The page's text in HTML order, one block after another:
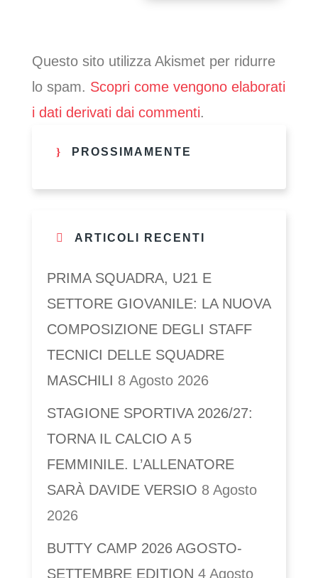
Questo sito utilizza Akismet per ridurre
lo spam. Scopri come vengono elaborati
i dati derivati dai commenti.
PROSSIMAMENTE
ARTICOLI RECENTI
PRIMA SQUADRA, U21 E
SETTORE GIOVANILE: LA NUOVA
COMPOSIZIONE DEGLI STAFF
TECNICI DELLE SQUADRE
MASCHILI 8 Agosto 2026
STAGIONE SPORTIVA 2026/27:
TORNA IL CALCIO A 5
FEMMINILE. L’ALLENATORE
SARÀ DAVIDE VERSIO 8 Agosto
2026
BUTTY CAMP 2026 AGOSTO-
SETTEMBRE EDITION 4 Agosto